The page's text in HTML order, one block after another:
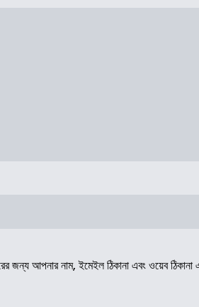
জন্য আপনার নাম, ইমেইল ঠিকানা এবং ওয়েব